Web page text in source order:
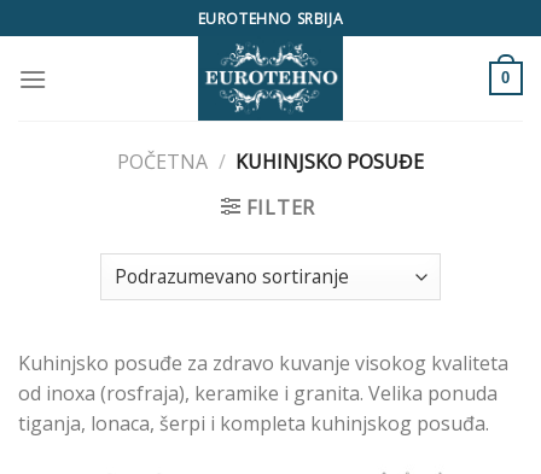
to
content
EUROTEHNO SRBIJA
0
POČETNA / KUHINJSKO POSUĐE
FILTER
Kuhinjsko posuđe za zdravo kuvanje visokog kvaliteta
od inoxa (rosfraja), keramike i granita. Velika ponuda
tiganja, lonaca, šerpi i kompleta kuhinjskog posuđa.